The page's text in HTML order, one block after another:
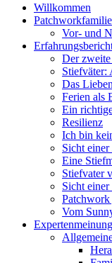
Willkommen
Patchworkfamilie
Vor- und
Der
Stiefväter:
Das
Ferien als
Ein
Resilienz
Ich bin
Sicht einer
Eine
Stiefvater
Sicht
Patchwork
Vom